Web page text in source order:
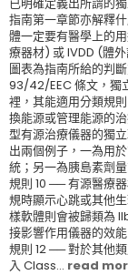
指南第一章節亦解釋
體一定要有醫學上的
療器材) 或 IVDD (體
圖表為指南所給的判
93/42/EEC 條文，獨
裡，其能適用分類規
換能源或管理能源的
型有源治療儀器的獨
出兩個例子，一為用
統；另一為胰島素劑
規則 10 ── 有源醫療
規時顯示心跳或其他
樣軟體則會被歸類為
接影響作用儀器的效
規則 12 ── 對於其他
入 Class... read